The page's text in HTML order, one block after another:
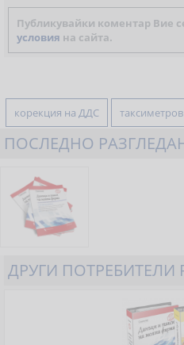
Публикувайки коментар Вие
условия на сайта.
корекция на ДДС
ПОСЛЕДНО
ДРУГИ ПОТРЕБИТЕЛИ